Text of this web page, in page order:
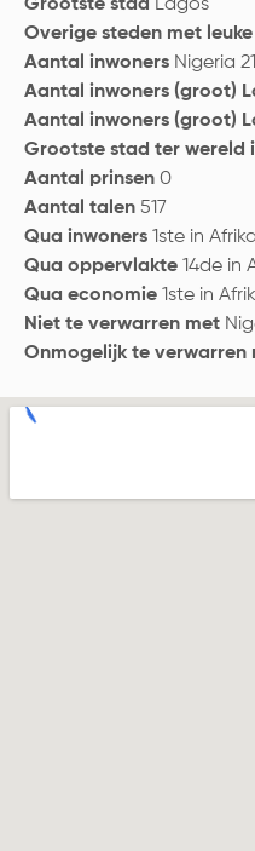
Grootste stad Lagos
Overige steden met
Aantal inwoners Nigeria
Aantal inwoners (groot)
Aantal inwoners (groot)
Grootste stad ter wereld
Aantal prinsen 0
Aantal talen 517
Qua inwoners 1ste in Afrika
Qua oppervlakte 14de in
Qua economie 1ste in
Niet te verwarren met
Onmogelijk te verwarren